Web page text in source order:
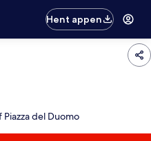
Hent appen
del Duomo